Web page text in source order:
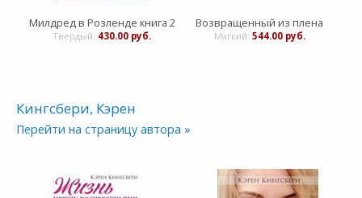
Милдред в Розленде книга 2
Твердый: 430.00 руб.
Возвращенный из плена
Мягкий: 544.00 руб.
Кингсбери, Кэрен
Перейти на страницу автора »